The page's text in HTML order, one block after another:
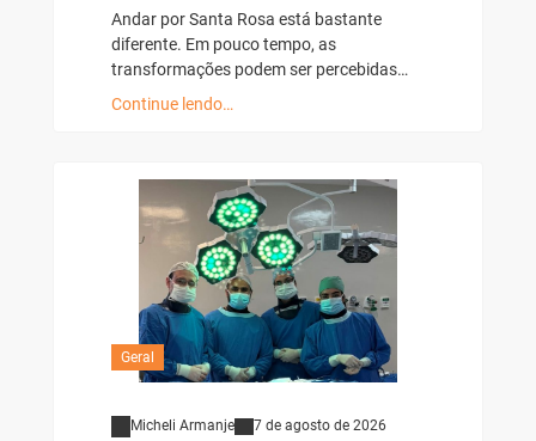
Andar por Santa Rosa está bastante
diferente. Em pouco tempo, as
transformações podem ser percebidas…
Continue lendo…
Geral
Micheli Armanje 7 de agosto de 2026